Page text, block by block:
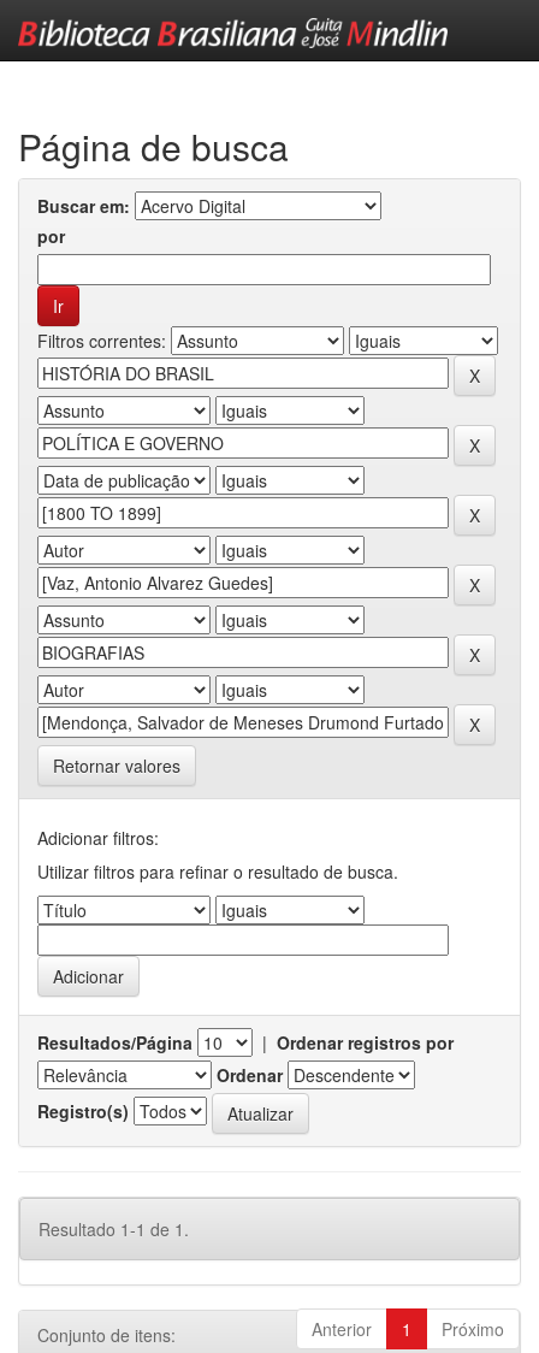
Página de busca
Buscar em:
por
Filtros correntes:
Retornar valores
Adicionar filtros:
Utilizar filtros para refinar o resultado de busca.
Resultados/Página | Ordenar registros por
Ordenar
Registro(s)
Resultado 1-1 de 1.
Anterior 1 Próximo
Conjunto de itens: